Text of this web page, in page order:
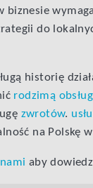
biznesie
do
historię
rodzimą
zwrotów.
na Polskę
aby